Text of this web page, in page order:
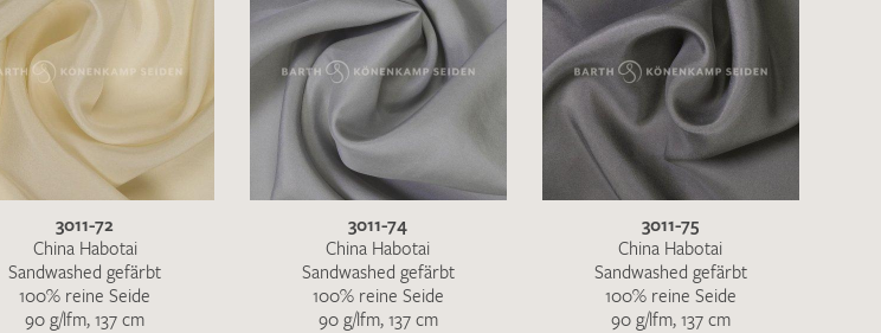
zum aktuellen Zeitpunkt nicht funktionstüchtig. Bitte
eine E-Mail mit ihren Kontaktdaten direkt aninfo@barth-seiden.de.
an einer Lösung – Danke!
3011-72
China Habotai
Sandwashed gefärbt
100% reine Seide
90 g/lfm, 137 cm
3011-74
China Habotai
Sandwashed gefärbt
100% reine Seide
90 g/lfm, 137 cm
3011-75
China Habotai
Sandwashed gefärbt
100% reine Seide
90 g/lfm, 137 cm